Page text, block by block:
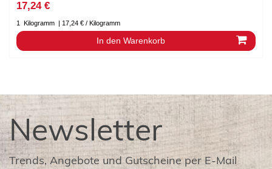
17,24 €
1 Kilogramm | 17,24 € / Kilogramm
In den Warenkorb
Newsletter
Trends, Angebote und Gutscheine per E-Mail